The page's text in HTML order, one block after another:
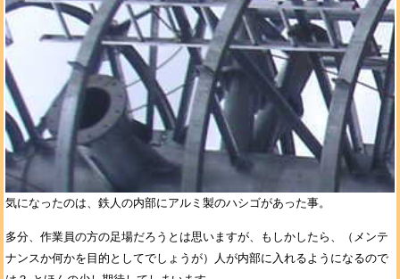
気になったのは、鉄人の内部にアルミ製のハシゴがあった事。
多分、作業員の方の足場だろうとは思いますが、もしかしたら、（メンテ
ナンスか何かを目的としてでしょうが）人が内部に入れるようになるので